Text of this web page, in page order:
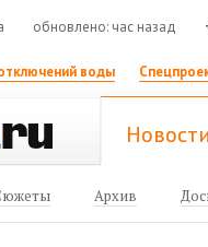
обновлено: час назад
воды
Новости
Архив